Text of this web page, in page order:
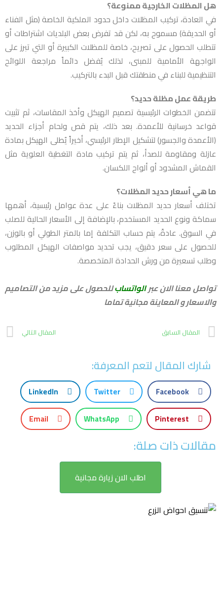
هل المظلات الخارجية ممنوعة؟
في العادة، تركيب المظلات داخل حدود الملكية الخاصة (مثل الفناء
أو الحديقة) مسموح به، لكن قد تفرض بعض البلديات اشتراطات أو
تتطلب الحصول على تصريح، خاصة للمظلات الكبيرة أو التي تبرز على
الواجهة الأمامية للمبنى، لذلك يُفضل دائماً مراجعة اللوائح
التنظيمية للبناء في منطقتك قبل البدء بالتركيب.
طريقة عمل مظلة حديد؟
تتضمن الخطوات الرئيسية تصميم الهيكل وأخذ المقاسات، ثم تثبيت
قواعد خرسانية للأعمدة. بعد ذلك، يتم قص ولحام أجزاء الحديد
(الأعمدة والجسور) لتشكيل الإطار الرئيسي، أخيراً يُطلى الهيكل بمادة
عازلة ومقاومة للصدأ، ثم يتم تركيب مادة التغطية العلوية مثل
القماش المشدود أو ألواح اللكسان.
ما هي أسعار حديد المظلات؟
تختلف أسعار حديد المظلات بناءً على عدة عوامل رئيسية، أهمها
سماكة ونوع الحديد المستخدم، بالإضافة إلى الأسعار الحالية للصلب
في السوق. عادةً، يتم حساب التكلفة إما بالمتر الطولي أو بالوزن،
للحصول على سعر دقيق، يجب تحديد مواصفات الهيكل المطلوب
وطلب تسعيرة من ورش الحدادة المتخصصة.
تواصل معنا الان عبرالواتسابللحصول على مزيد من التصاميم
والاسعار و المعاينة مجانية تماما
المقال السابق المقال التالي
شارك المقال لتعم المعرفة:
Facebook
Twitter
LinkedIn
Pinterest
WhatsApp
Email
مقالات ذات صلة:
اطلب الان زيارة مجانية